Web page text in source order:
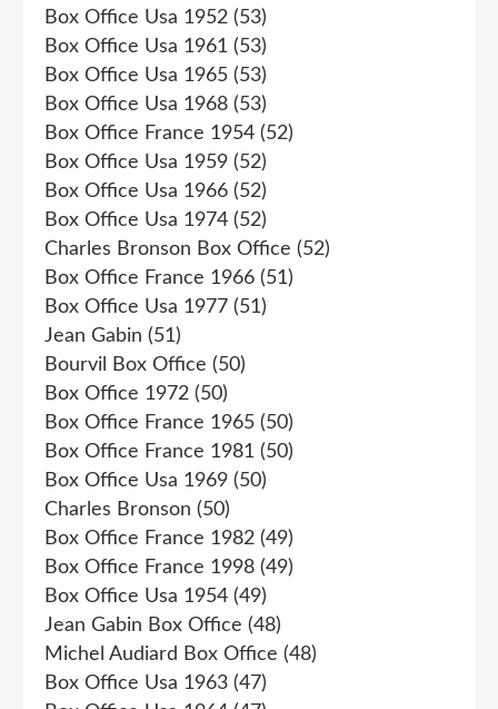
Box Office Usa 1952 (53)
Box Office Usa 1961 (53)
Box Office Usa 1965 (53)
Box Office Usa 1968 (53)
Box Office France 1954 (52)
Box Office Usa 1959 (52)
Box Office Usa 1966 (52)
Box Office Usa 1974 (52)
Charles Bronson Box Office (52)
Box Office France 1966 (51)
Box Office Usa 1977 (51)
Jean Gabin (51)
Bourvil Box Office (50)
Box Office 1972 (50)
Box Office France 1965 (50)
Box Office France 1981 (50)
Box Office Usa 1969 (50)
Charles Bronson (50)
Box Office France 1982 (49)
Box Office France 1998 (49)
Box Office Usa 1954 (49)
Jean Gabin Box Office (48)
Michel Audiard Box Office (48)
Box Office Usa 1963 (47)